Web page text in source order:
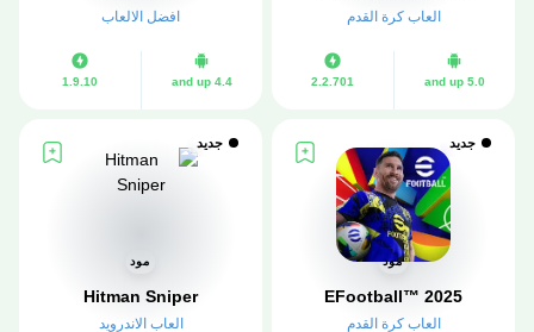
العاب كرة القدم
5.0 and up
2.2.701
افضل الالعاب
4.4 and up
1.9.10
جديد
مود
EFootball™ 2025
العاب كرة القدم
جديد
مود
Hitman Sniper‏
العاب الاندرويد